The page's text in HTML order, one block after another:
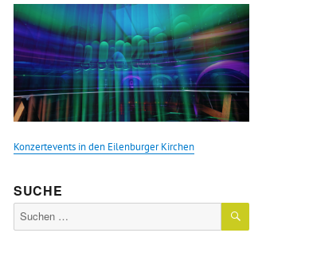
Konzertevents in den Eilenburger Kirchen
SUCHE
Suche
nach:
SUCHEN